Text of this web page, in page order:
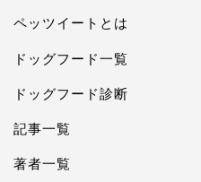
ペッツイートとは
ドッグフード一覧
ドッグフード診断
記事一覧
著者一覧